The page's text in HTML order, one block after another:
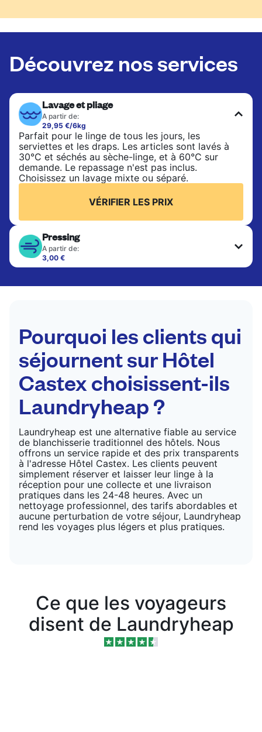
Découvrez nos services
Lavage et pliage
A partir de:
29,95 €/6kg
Parfait pour le linge de tous les jours, les
serviettes et les draps. Les articles sont lavés à
30°C et séchés au sèche-linge, et à 60°C sur
demande. Le repassage n'est pas inclus.
Choisissez un lavage mixte ou séparé.
VÉRIFIER LES PRIX
Pressing
A partir de:
3,00 €
Les articles délicats sont nettoyés à sec et finis
costumes, les robes, les manteaux et les tissus
VÉRIFIER LES PRIX
Pourquoi les clients qui
séjournent sur Hôtel
Castex choisissent-ils
Laundryheap ?
Laundryheap est une alternative fiable au service
de blanchisserie traditionnel des hôtels. Nous
offrons un service rapide et des prix transparents
à l'adresse Hôtel Castex. Les clients peuvent
simplement réserver et laisser leur linge à la
réception pour une collecte et une livraison
pratiques dans les 24-48 heures. Avec un
nettoyage professionnel, des tarifs abordables et
aucune perturbation de votre séjour, Laundryheap
rend les voyages plus légers et plus pratiques.
Ce que les voyageurs
disent de Laundryheap